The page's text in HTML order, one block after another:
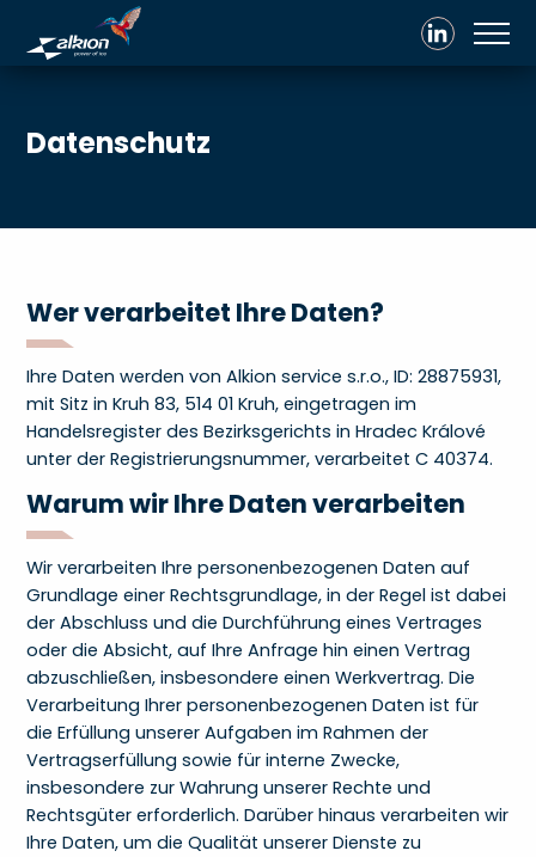
Datenschutz
Wer verarbeitet Ihre Daten?
Ihre Daten werden von Alkion service s.r.o., ID: 28875931,
mit Sitz in Kruh 83, 514 01 Kruh, eingetragen im
Handelsregister des Bezirksgerichts in Hradec Králové
unter der Registrierungsnummer, verarbeitet C 40374.
Warum wir Ihre Daten verarbeiten
Wir verarbeiten Ihre personenbezogenen Daten auf
Grundlage einer Rechtsgrundlage, in der Regel ist dabei
der Abschluss und die Durchführung eines Vertrages
oder die Absicht, auf Ihre Anfrage hin einen Vertrag
abzuschließen, insbesondere einen Werkvertrag. Die
Verarbeitung Ihrer personenbezogenen Daten ist für
die Erfüllung unserer Aufgaben im Rahmen der
Vertragserfüllung sowie für interne Zwecke,
insbesondere zur Wahrung unserer Rechte und
Rechtsgüter erforderlich. Darüber hinaus verarbeiten wir
Ihre Daten, um die Qualität unserer Dienste zu